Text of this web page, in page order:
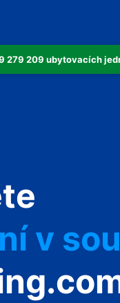
279 209 ubytovacích
v